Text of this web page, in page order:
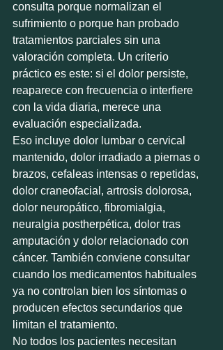
consulta porque normalizan el
sufrimiento o porque han probado
tratamientos parciales sin una
valoración completa. Un criterio
práctico es este: si el dolor persiste,
reaparece con frecuencia o interfiere
con la vida diaria, merece una
evaluación especializada.
Eso incluye dolor lumbar o cervical
mantenido, dolor irradiado a piernas o
brazos, cefaleas intensas o repetidas,
dolor craneofacial, artrosis dolorosa,
dolor neuropático, fibromialgia,
neuralgia postherpética, dolor tras
amputación y dolor relacionado con
cáncer. También conviene consultar
cuando los medicamentos habituales
ya no controlan bien los síntomas o
producen efectos secundarios que
limitan el tratamiento.
No todos los pacientes necesitan